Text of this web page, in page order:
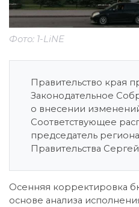
Фото: 1-LiNE
Правительство края
Законодательное
о внесении
Соответствующее
председатель
Правительства
Осенняя корректировка
основе анализа